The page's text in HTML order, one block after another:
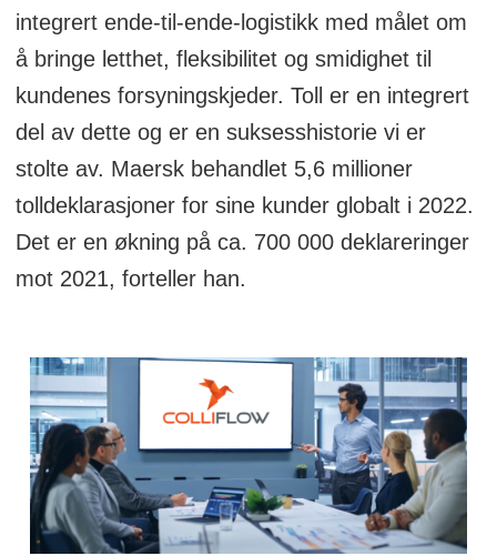
integrert ende-til-ende-logistikk med målet om
å bringe letthet, fleksibilitet og smidighet til
kundenes forsyningskjeder. Toll er en integrert
del av dette og er en suksesshistorie vi er
stolte av. Maersk behandlet 5,6 millioner
tolldeklarasjoner for sine kunder globalt i 2022.
Det er en økning på ca. 700 000 deklareringer
mot 2021, forteller han.